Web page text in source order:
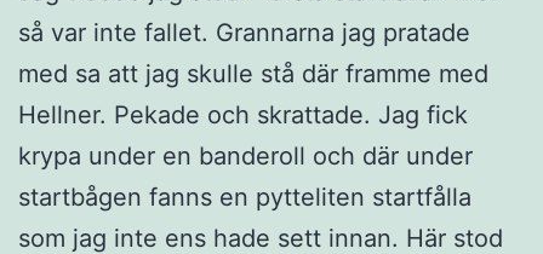
så var inte fallet. Grannarna jag pratade
med sa att jag skulle stå där framme med
Hellner. Pekade och skrattade. Jag fick
krypa under en banderoll och där under
startbågen fanns en pytteliten startfålla
som jag inte ens hade sett innan. Här stod